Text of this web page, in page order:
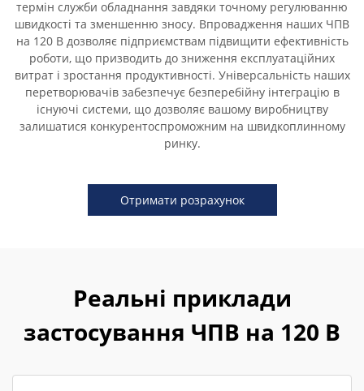
термін служби обладнання завдяки точному регулюванню
швидкості та зменшенню зносу. Впровадження наших ЧПВ
на 120 В дозволяє підприємствам підвищити ефективність
роботи, що призводить до зниження експлуатаційних
витрат і зростання продуктивності. Універсальність наших
перетворювачів забезпечує безперебійну інтеграцію в
існуючі системи, що дозволяє вашому виробництву
залишатися конкурентоспроможним на швидкоплинному
ринку.
Отримати розрахунок
Реальні приклади
застосування ЧПВ на 120 В